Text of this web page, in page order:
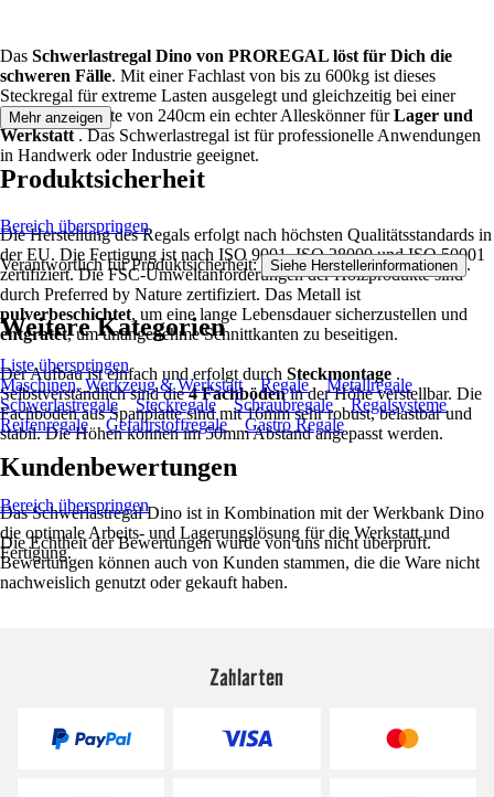
Das Schwerlastregal Dino von PROREGAL löst für Dich die
schweren Fälle. Mit einer Fachlast von bis zu 600kg ist dieses
Steckregal für extreme Lasten ausgelegt und gleichzeitig bei einer
maximalen Breite von 240cm ein echter Alleskönner fürLager und
Werkstatt. Das Schwerlastregal ist für professionelle Anwendungen
in Handwerk oder Industrie geeignet.
Die Herstellung des Regals erfolgt nach höchsten Qualitätsstandards in
der EU. Die Fertigung ist nach ISO 9001, ISO 28000 und ISO 50001
zertifiziert. Die FSC-Umweltanforderungen der Holzprodukte sind
durch Preferred by Nature zertifiziert. Das Metall ist
pulverbeschichtet, um eine lange Lebensdauer sicherzustellen und
entgratet, um unangenehme Schnittkanten zu beseitigen.
Der Aufbau ist einfach und erfolgt durch Steckmontage .
Selbstverständlich sind die4 Fachbödenin der Höhe verstellbar. Die
Fachböden aus Spanplatte sind mit 16mm sehr robust, belastbar und
stabil. Die Höhen können im 50mm Abstand angepasst werden.
Das Schwerlastregal Dino ist in Kombination mit der Werkbank Dino
die optimale Arbeits- und Lagerungslösung für die Werkstatt und
Fertigung.
Mehr anzeigen
Produktsicherheit
Bereich überspringen
Verantwortlich für Produktsicherheit: Siehe Herstellerinformationen .
Weitere Kategorien
Liste überspringen
Maschinen, Werkzeug & Werkstatt
Regale
Metallregale
Schwerlastregale
Steckregale Schraubregale
Regalsysteme
Reifenregale
Gefahrstoffregale Gastro Regale
Kundenbewertungen
Bereich überspringen
Die Echtheit der Bewertungen wurde von uns nicht überprüft.
Bewertungen können auch von Kunden stammen, die die Ware nicht
nachweislich genutzt oder gekauft haben.
Zahlarten